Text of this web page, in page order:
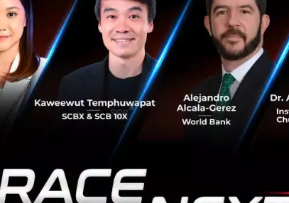
อุตสาหรรม Food Tech
โนโลยีอาหารนั้นเพิ่มสูงขึ้นเป็นอย่างมาก จากรายงาน
าหกรรม Food Tech ทั่วโลกสามารถระดมทุนได้เกือบ
1,300 ฉบับ และคาดการณ์ว่าในปี 2026 มูลค่าตลาด
กว่า 46,000 ล้านเหรียญสหรัฐฯ
ยังได้กล่าวถึงตัวเลขการลงทุนในสตาร์ทอัพด้าน
าประมาณการณ์ที่ 26,000 ล้านเหรียญสหรัฐในปี 2020